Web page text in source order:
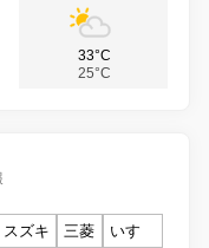
33°C
25°C
スズキ 三菱
いすゞ